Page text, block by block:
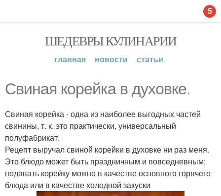
ШЕДЕВРЫ КУЛИНАРИИ
главная новости статьи
Свиная корейка в духовке.
Свиная корейка - одна из наиболее выгодных частей
свинины, т. к. это практически, универсальный
полуфабрикат.
Рецепт выручал свиной корейки в духовке ни раз меня.
Это блюдо может быть праздничным и повседневным;
подавать корейку можно в качестве основного горячего
блюда или в качестве холодной закуски
5